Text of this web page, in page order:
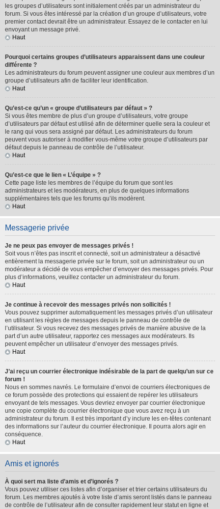
les groupes d’utilisateurs sont initialement créés par un administrateur du
forum. Si vous êtes intéressé par la création d’un groupe d’utilisateurs, votre
premier contact devrait être un administrateur. Essayez de le contacter en lui
envoyant un message privé.
Haut
Pourquoi certains groupes d’utilisateurs apparaissent dans une couleur
différente ?
Les administrateurs du forum peuvent assigner une couleur aux membres d’un
groupe d’utilisateurs afin de faciliter leur identification.
Haut
Qu’est-ce qu’un « groupe d’utilisateurs par défaut » ?
Si vous êtes membre de plus d’un groupe d’utilisateurs, votre groupe
d’utilisateurs par défaut est utilisé afin de déterminer quelle sera la couleur et
le rang qui vous sera assigné par défaut. Les administrateurs du forum
peuvent vous autoriser à modifier vous-même votre groupe d’utilisateurs par
défaut depuis le panneau de contrôle de l’utilisateur.
Haut
Qu’est-ce que le lien « L’équipe » ?
Cette page liste les membres de l’équipe du forum que sont les
administrateurs et les modérateurs, en plus de quelques informations
supplémentaires tels que les forums qu’ils modèrent.
Haut
Messagerie privée
Je ne peux pas envoyer de messages privés !
Soit vous n’êtes pas inscrit et connecté, soit un administrateur a désactivé
entièrement la messagerie privée sur le forum, soit un administrateur ou un
modérateur a décidé de vous empêcher d’envoyer des messages privés. Pour
plus d’informations, veuillez contacter un administrateur du forum.
Haut
Je continue à recevoir des messages privés non sollicités !
Vous pouvez supprimer automatiquement les messages privés d’un utilisateur
en utilisant les règles de messages depuis le panneau de contrôle de
l’utilisateur. Si vous recevez des messages privés de manière abusive de la
part d’un autre utilisateur, rapportez ces messages aux modérateurs. Ils
peuvent empêcher un utilisateur d’envoyer des messages privés.
Haut
J’ai reçu un courrier électronique indésirable de la part de quelqu’un sur ce
forum !
Nous en sommes navrés. Le formulaire d’envoi de courriers électroniques de
ce forum possède des protections qui essaient de repérer les utilisateurs
envoyant de tels messages. Vous devriez envoyer par courrier électronique
une copie complète du courrier électronique que vous avez reçu à un
administrateur du forum. Il est très important d’y inclure les en-têtes contenant
des informations sur l’auteur du courrier électronique. Il pourra alors agir en
conséquence.
Haut
Amis et ignorés
À quoi sert ma liste d’amis et d’ignorés ?
Vous pouvez utiliser ces listes afin d’organiser et trier certains utilisateurs du
forum. Les membres ajoutés à votre liste d’amis seront listés dans le panneau
de contrôle de l’utilisateur afin de consulter rapidement leur statut en ligne et